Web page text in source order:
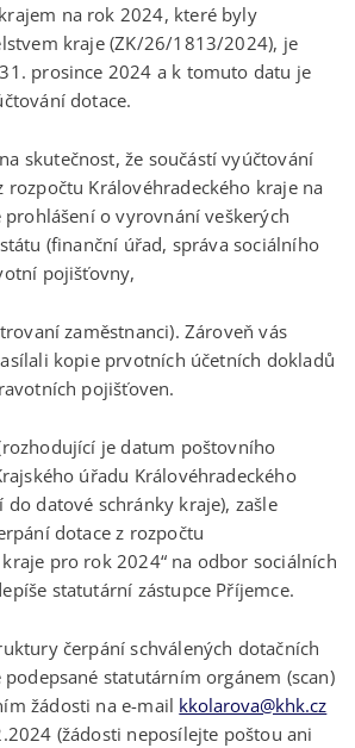
na rok 2024, které byly
kraje (ZK/26/1813/2024), je
prosince 2024 a k tomuto datu je
dotace.
skutečnost, že součástí vyúčtování
rozpočtu Královéhradeckého kraje na
o vyrovnání veškerých
(finanční úřad, správa sociálního
pojišťovny,
zaměstnanci). Zároveň vás
kopie prvotních účetních dokladů
pojišťoven.
je datum poštovního
úřadu Královéhradeckého
datové schránky kraje), zašle
dotace z rozpočtu
pro rok 2024“ na odbor sociálních
statutární zástupce Příjemce.
čerpání schválených dotačních
statutárním orgánem (scan)
žádosti na e-mail kkolarova@khk.cz
(žádosti neposílejte poštou ani